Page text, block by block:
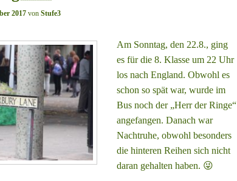
2017 von Stufe3
Am Sonntag, den 22.8., ging
es für die 8. Klasse um 22 Uhr
los nach England. Obwohl es
schon so spät war, wurde im
Bus noch der „Herr der Ringe“
angefangen. Danach war
Nachtruhe, obwohl besonders
die hinteren Reihen sich nicht
daran gehalten haben. 😜